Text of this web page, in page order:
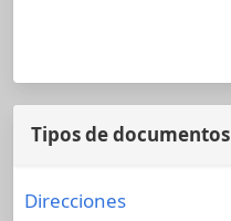
Tipos de documentos
Direcciones